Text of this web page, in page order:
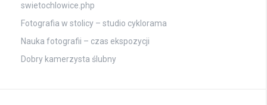
swietochlowice.php
Fotografia w stolicy – studio cyklorama
Nauka fotografii – czas ekspozycji
Dobry kamerzysta ślubny